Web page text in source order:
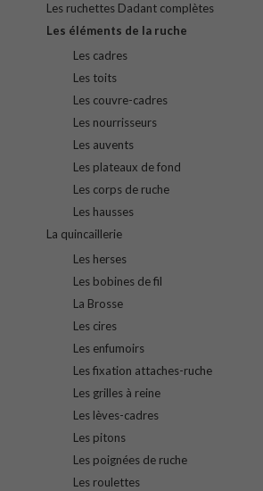
Les ruchettes Dadant complètes
Les éléments de la ruche
Les cadres
Les toits
Les couvre-cadres
Les nourrisseurs
Les auvents
Les plateaux de fond
Les corps de ruche
Les hausses
La quincaillerie
Les herses
Les bobines de fil
La Brosse
Les cires
Les enfumoirs
Les fixation attaches-ruche
Les grilles à reine
Les lèves-cadres
Les pitons
Les poignées de ruche
Les roulettes